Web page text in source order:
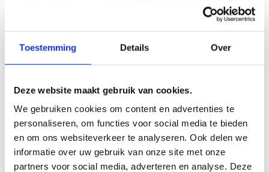
Toestemming Details Over
Deze website maakt gebruik van cookies.
We gebruiken cookies om content en advertenties te
personaliseren, om functies voor social media te bieden
en om ons websiteverkeer te analyseren. Ook delen we
informatie over uw gebruik van onze site met onze
partners voor social media, adverteren en analyse. Deze
Cloud Security specialist Utrecht
Lees meer